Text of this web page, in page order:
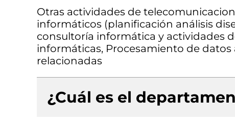
Otras actividades de
informáticos (planificación análisis
consultoría informática y actividades
informáticas, Procesamiento de
relacionadas
¿Cuál es el